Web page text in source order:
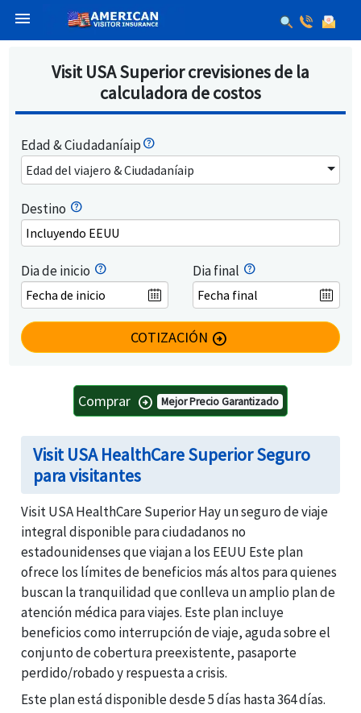
menu
Visit USA Superior crevisiones de la
calculadora de costos
Edad & Ciudadaníaip
Edad del viajero & Ciudadaníaip
Destino
Incluyendo EEUU
Dia de inicio Dia final
COTIZACIÓN arrow_circle_right
Comprar arrow_circle_right Mejor Precio Garantizado
Visit USA HealthCare Superior Seguro
para visitantes
Visit USA HealthCare Superior Hay un seguro de viaje
integral disponible para ciudadanos no
estadounidenses que viajan a los EEUU Este plan
ofrece los límites de beneficios más altos para quienes
buscan la tranquilidad que conlleva un amplio plan de
atención médica para viajes. Este plan incluye
beneficios como interrupción de viaje, aguda sobre el
conjunto de cobertura preexistente, pasaporte
perdido/robado y respuesta a crisis.
Este plan está disponible desde 5 días hasta 364 días.